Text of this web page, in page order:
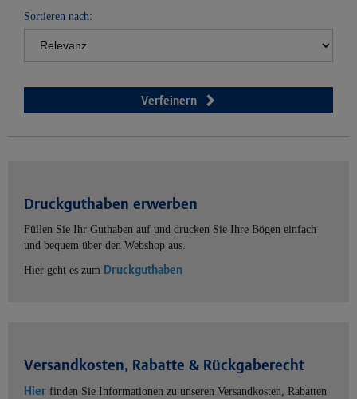
Sortieren nach:
Verfeinern
Druckguthaben erwerben
Füllen Sie Ihr Guthaben auf und drucken Sie Ihre Bögen einfach
und bequem über den Webshop aus.
Hier geht es zum Druckguthaben
Versandkosten, Rabatte & Rückgaberecht
Hier finden Sie Informationen zu unseren Versandkosten, Rabatten